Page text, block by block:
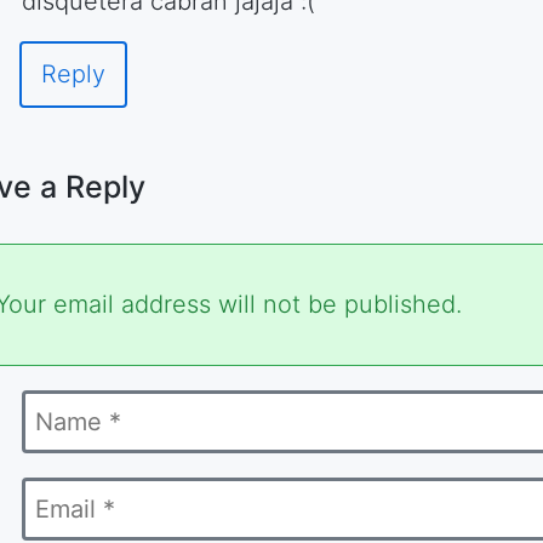
Reply
a Reply
email address will not be published.
Name
*
Email